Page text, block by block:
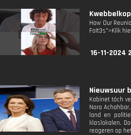
How Our
FoIt3s">Klik
16-11-2024
Nieuwsuur
Kabinet tóch
Nora
land en
klaslokalen.
reageren op